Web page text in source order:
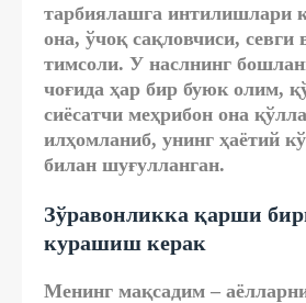
тарбиялашга интилишлари
она, ўчоқ сақловчиси, севги
тимсоли. У наслнинг
чоғида ҳар бир буюк олим,
сиёсатчи меҳрибон она
илҳомланиб, унинг ҳаётий
билан шуғулланган.
Зўравонликка қарши
курашиш керак
Менинг мақсадим –